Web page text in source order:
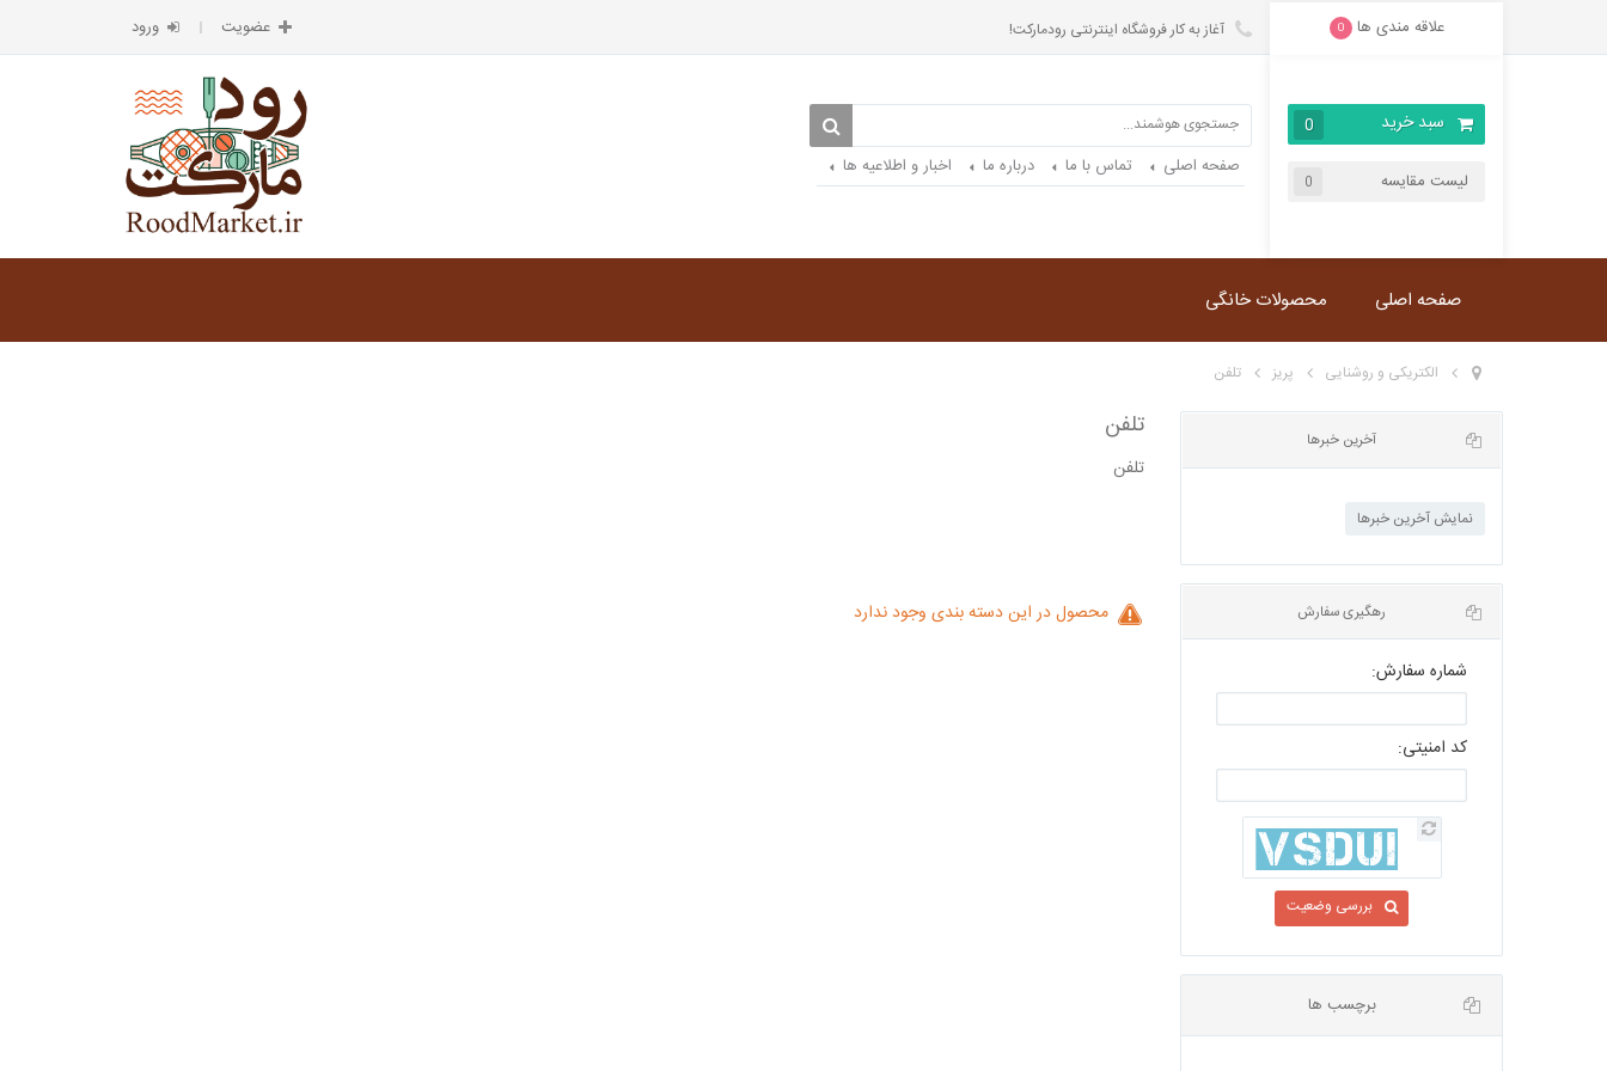
علاقه مندی ها 0 آغاز به کار فروشگاه اینترنتی رودمارکت! عضویت ورود
سبد خرید 0
لیست مقایسه 0
صفحه اصلی تماس با ما درباره ما اخبار و اطلاعیه ها
صفحه اصلی محصولات خانگی
الکتریکی و روشنایی پریز تلفن
نمایش آخرین خبرها
رهگیری سفارششماره سفارش:
کد امنیتی:
بررسی وضعیت
برچسب ها
تلفن تلفن
محصول در این دسته بندی وجود ندارد